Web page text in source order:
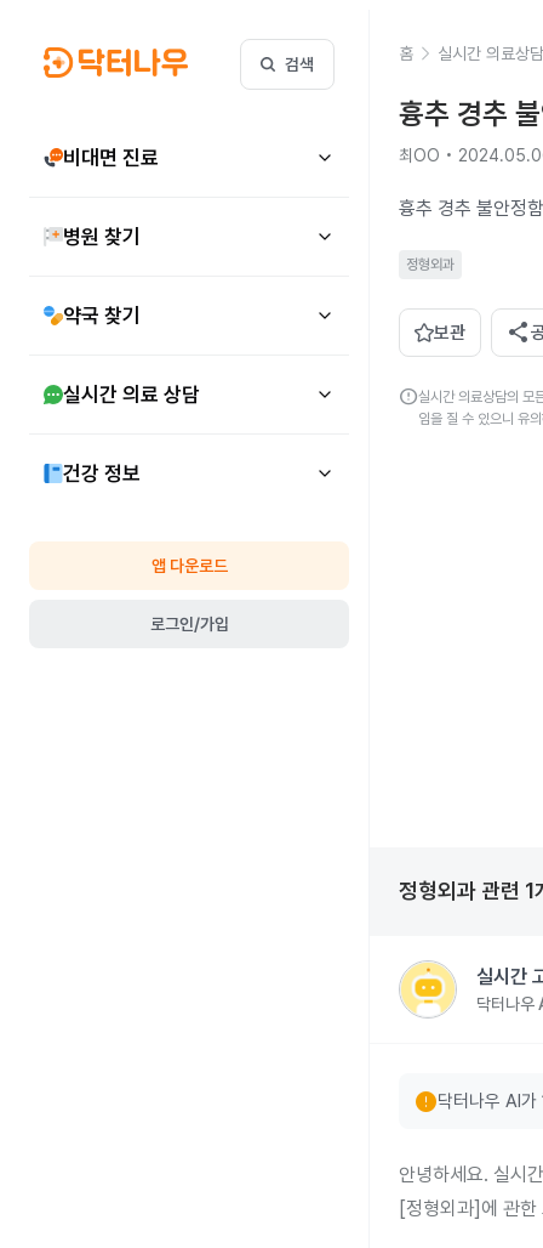
검색
비대면 진료
병원 찾기
약국 찾기
실시간 의료 상담
건강 정보
앱 다운로드
로그인/가입
홈 실시간 의료상담
흉추 경추
최OO •
흉추 경추 불안정
정형외과
보관 share
error실시간 의료상담의 모
임을 질 수 있으니 유
정형외과 관련 1
실시간
닥터나우
error닥터나우 AI
안녕하세요. 실시
[정형외과]에 관한